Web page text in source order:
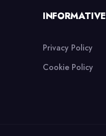
INFORMATIVE
Privacy Policy
Cookie Policy